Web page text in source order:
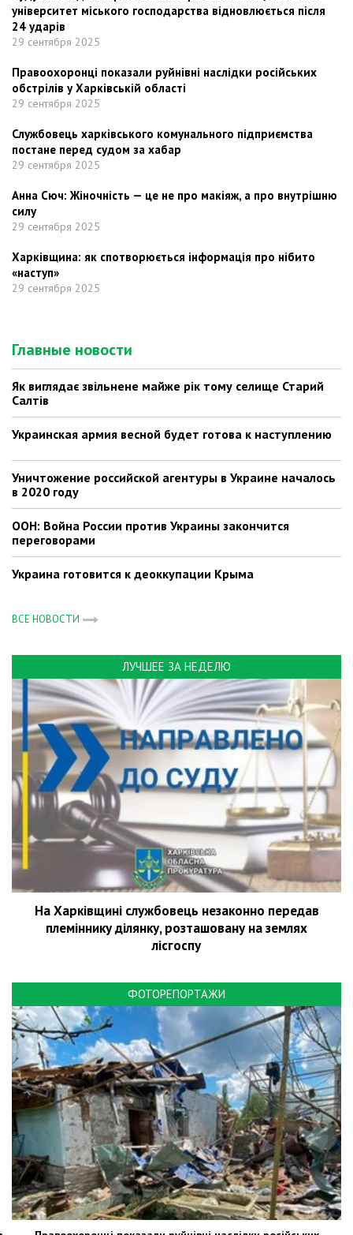
університет міського господарства відновлюється після
24 ударів
29 сентября 2025
Правоохоронці показали руйнівні наслідки російських
обстрілів у Харківській області
29 сентября 2025
Службовець харківського комунального підприємства
постане перед судом за хабар
29 сентября 2025
Анна Сюч: Жіночність — це не про макіяж, а про внутрішню
силу
29 сентября 2025
Харківщина: як спотворюється інформація про нібито
«наступ»
29 сентября 2025
Главные новости
Як виглядає звільнене майже рік тому селище Старий
Салтів
Украинская армия весной будет готова к наступлению
Уничтожение российской агентуры в Украине началось
в 2020 году
ООН: Война России против Украины закончится
переговорами
Украина готовится к деоккупации Крыма
ВСЕ НОВОСТИ
ЛУЧШЕЕ ЗА НЕДЕЛЮ
На Харківщині службовець незаконно передав
племіннику ділянку, розташовану на землях
лісгоспу
ФОТОРЕПОРТАЖИ